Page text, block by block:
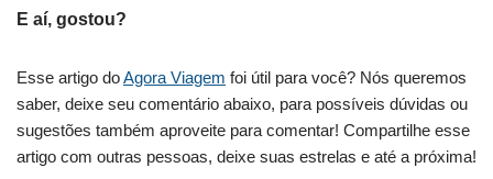
E aí, gostou?
Esse artigo doAgora Viagem foi útil para você? Nós queremos
saber, deixe seu comentário abaixo, para possíveis dúvidas ou
sugestões também aproveite para comentar! Compartilhe esse
artigo com outras pessoas, deixe suas estrelas e até a próxima!